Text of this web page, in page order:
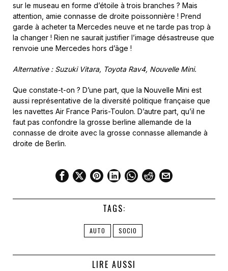
sur le museau en forme d’étoile à trois branches ? Mais
attention, amie connasse de droite poissonnière ! Prend
garde à acheter ta Mercedes neuve et ne tarde pas trop à
la changer ! Rien ne saurait justifier l’image désastreuse que
renvoie une Mercedes hors d’âge !
Alternative : Suzuki Vitara, Toyota Rav4, Nouvelle Mini.
Que constate-t-on ? D’une part, que la Nouvelle Mini est
aussi représentative de la diversité politique française que
les navettes Air France Paris-Toulon. D’autre part, qu’il ne
faut pas confondre la grosse berline allemande de la
connasse de droite avec la grosse connasse allemande à
droite de Berlin.
TAGS:
AUTO SOCIO
LIRE AUSSI